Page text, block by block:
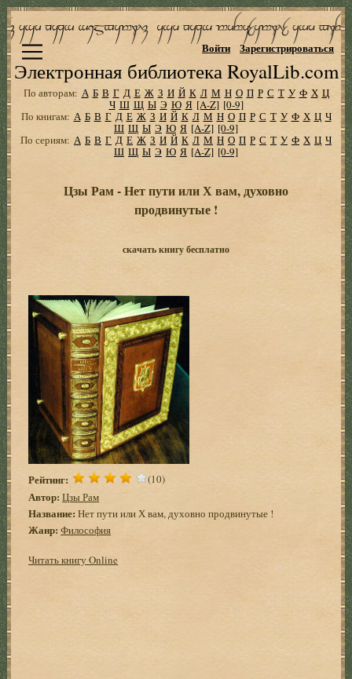
Электронная библиотека RoyalLib.com
Войти Зарегистрироваться
По авторам: А Б В Г Д Е Ж З И Й К Л М Н О П Р С Т У Ф Х Ц
Ч Ш Щ Ы Э Ю Я [A-Z] [0-9]
По книгам: А Б В Г Д Е Ж З И Й К Л М Н О П Р С Т У Ф Х Ц Ч
Ш Щ Ы Э Ю Я [A-Z] [0-9]
По сериям: А Б В Г Д Е Ж З И Й К Л М Н О П Р С Т У Ф Х Ц Ч
Ш Щ Ы Э Ю Я [A-Z] [0-9]
Цзы Рам - Нет пути или Х вам, духовно
продвинутые !
скачать книгу бесплатно
Рейтинг: (10)
Автор: Цзы Рам
Название: Нет пути или Х вам, духовно продвинутые !
Жанр: Философия
Читать книгу Online